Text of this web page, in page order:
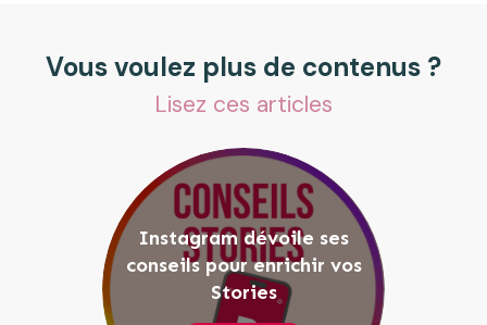
Vous voulez plus de contenus ?
Lisez ces articles
Instagram dévoile ses
conseils pour enrichir vos
Stories